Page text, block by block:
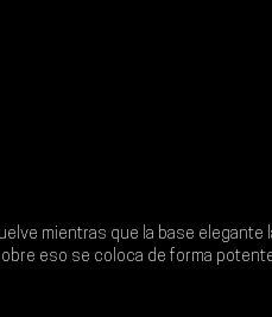
mientras que la base elegante
eso se coloca de forma